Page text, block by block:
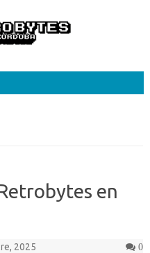
al contenido
en
2025 0